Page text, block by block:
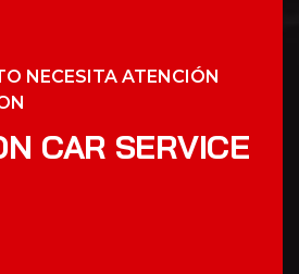
NECESITA ATENCIÓN
CAR SERVICE